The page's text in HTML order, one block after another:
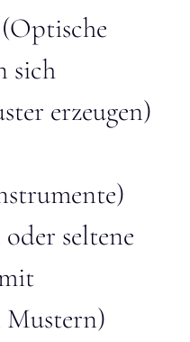
sich
erzeugen)
seltene